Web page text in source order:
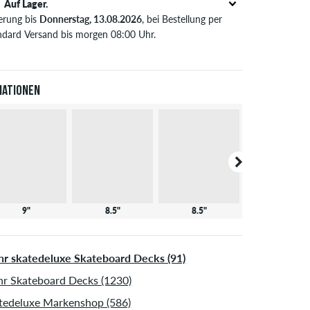
Auf Lager.
bis Donnerstag, 13.08.2026, bei Bestellung per
Versand bis morgen 08:00 Uhr.
Weitere Infos zu
9" 8.5" 8.5"
skatedeluxe Skateboard Decks (91)
Skateboard Decks (1230)
Markenshop (586)